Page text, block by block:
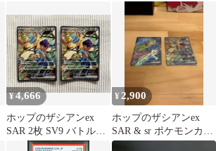
¥4,666
ホップのザシアンex
SAR 2枚 SV9 バトルパ
ートナーズ 128/100
¥2,900
ホップのザシアンex
SAR & sr ポケモンカー
ド